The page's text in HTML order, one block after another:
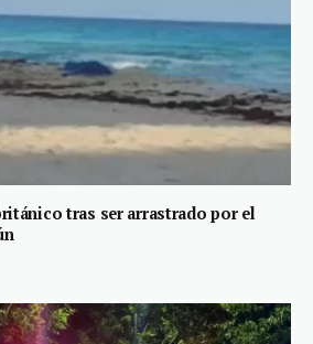
tras ser arrastrado por el